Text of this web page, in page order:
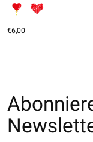
€6,00